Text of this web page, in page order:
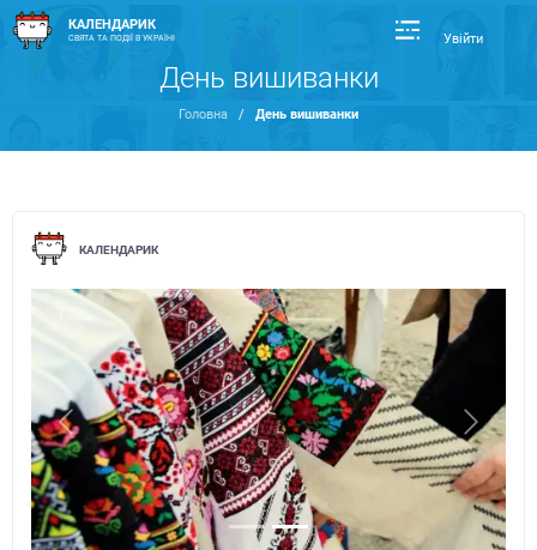
КАЛЕНДАРИК
СВЯТА ТА ПОДІЇ В УКРАЇНІ Увійти
День вишиванки
Головна / День вишиванки
КАЛЕНДАРИК
Previous Next